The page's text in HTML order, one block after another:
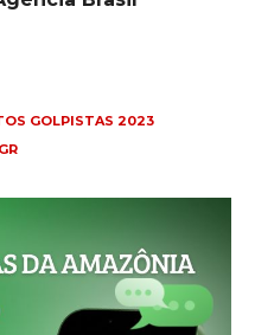
GOLPISTAS 2023